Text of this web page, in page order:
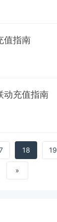
值指南
动充值指南
18 19
»